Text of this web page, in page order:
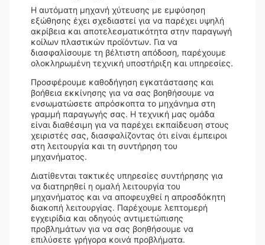
Η αυτόματη μηχανή χύτευσης με εμφύσηση
εξώθησης έχει σχεδιαστεί για να παρέχει υψηλή
ακρίβεια και αποτελεσματικότητα στην παραγωγή
κοίλων πλαστικών προϊόντων. Για να
διασφαλίσουμε τη βέλτιστη απόδοση, παρέχουμε
ολοκληρωμένη τεχνική υποστήριξη και υπηρεσίες.
Προσφέρουμε καθοδήγηση εγκατάστασης και
βοήθεια εκκίνησης για να σας βοηθήσουμε να
ενσωματώσετε απρόσκοπτα το μηχάνημα στη
γραμμή παραγωγής σας. Η τεχνική μας ομάδα
είναι διαθέσιμη για να παρέχει εκπαίδευση στους
χειριστές σας, διασφαλίζοντας ότι είναι έμπειροι
στη λειτουργία και τη συντήρηση του
μηχανήματος.
Διατίθενται τακτικές υπηρεσίες συντήρησης για
να διατηρηθεί η ομαλή λειτουργία του
μηχανήματος και να αποφευχθεί η απροσδόκητη
διακοπή λειτουργίας. Παρέχουμε λεπτομερή
εγχειρίδια και οδηγούς αντιμετώπισης
προβλημάτων για να σας βοηθήσουμε να
επιλύσετε γρήγορα κοινά προβλήματα.